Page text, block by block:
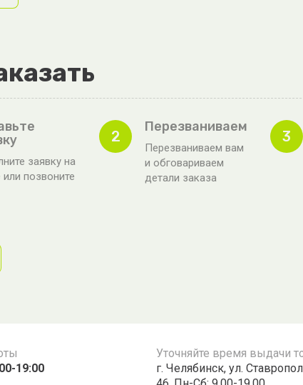
заявку на
или позвоните
2
Перезваниваем
Перезваниваем вам
и обговариваем
детали заказа
3
19:00
Уточняйте время выдачи
г. Челябинск, ул.